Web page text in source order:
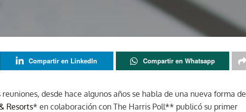
Compartir en LinkedIn Compartir en Whatsapp
desde hace algunos años se habla de una nueva forma de
Resorts* en colaboración con The Harris Poll** publicó su primer